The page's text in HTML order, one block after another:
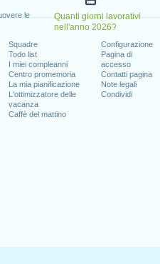
le
Quanti giorni lavorativi
nell'anno 2026?
Squadre
Todo list
I miei compleanni
Centro promemoria
La mia pianificazione
L'ottimizzatore delle
vacanza
Caffè del mattino
Configurazione
Pagina di
accesso
Contatti pagina
Note legali
Condividi